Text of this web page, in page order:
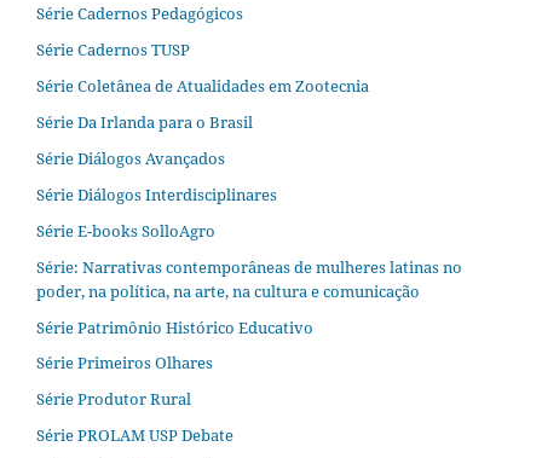
Série Cadernos Pedagógicos
Série Cadernos TUSP
Série Coletânea de Atualidades em Zootecnia
Série Da Irlanda para o Brasil
Série Diálogos Avançados
Série Diálogos Interdisciplinares
Série E-books SolloAgro
Série: Narrativas contemporâneas de mulheres latinas no
poder, na política, na arte, na cultura e comunicação
Série Patrimônio Histórico Educativo
Série Primeiros Olhares
Série Produtor Rural
Série PROLAM USP Debate